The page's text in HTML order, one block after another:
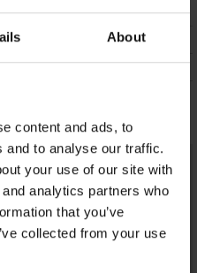
About
content and ads, to
and to analyse our traffic.
your use of our site with
analytics partners who
that you’ve
collected from your use
u dit ook leuk